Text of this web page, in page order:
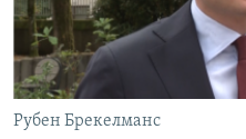
ВІДЕОУРОКИ «ELIFBE»
СВІДЧЕННЯ ОКУПАЦІЇ
УКРАЇНСЬКА ПРОБЛЕМА КРИМУ
ІНФОГРАФІКА
Русский
Qırımtatar
ДОЛУЧАЙСЯ!
Рубен Брекелманс